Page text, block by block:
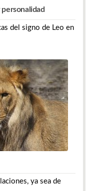
del signo de Leo en
ya sea de